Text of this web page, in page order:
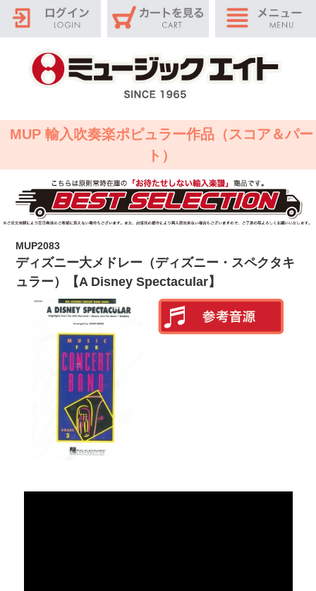
MUP 輸入吹奏楽ポピュラー作品（スコア＆パー
ト）
MUP2083
ディズニー大メドレー（ディズニー・スペクタキ
ュラー）【A Disney Spectacular】